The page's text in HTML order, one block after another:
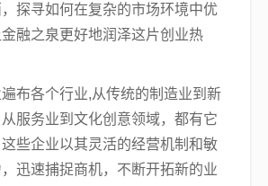
探寻如何在复杂的市场环境中优
融之泉更好地润泽这片创业热
布各个行业,从传统的制造业到新
服务业到文化创意领域，都有它
些企业以其灵活的经营机制和敏
迅速捕捉商机，不断开拓新的业